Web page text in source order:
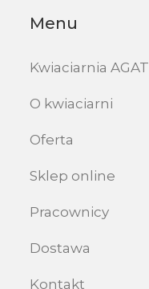
Menu
Kwiaciarnia AGAT
O kwiaciarni
Oferta
Sklep online
Pracownicy
Dostawa
Kontakt